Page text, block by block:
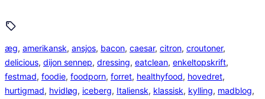
æg, amerikansk, ansjos, bacon, caesar, citron, croutoner
delicious, dijon sennep, dressing, eatclean, enkeltopskrift
festmad, foodie, foodporn, forret, healthyfood, hovedret
hurtigmad, hvidløg, iceberg, Italiensk, klassisk, kylling, madblog